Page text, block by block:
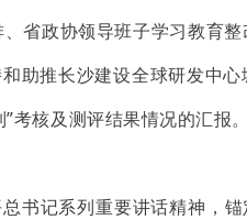
省政协领导班子学习教育
助推长沙建设全球研发中
核及测评结果情况的汇报。
书记系列重要讲话精神，